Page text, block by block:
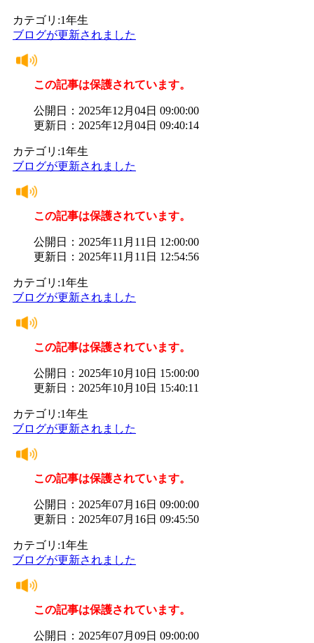
カテゴリ:1年生
ブログが更新されました
この記事は保護されています。
公開日：2025年12月04日 09:00:00
更新日：2025年12月04日 09:40:14
カテゴリ:1年生
ブログが更新されました
この記事は保護されています。
公開日：2025年11月11日 12:00:00
更新日：2025年11月11日 12:54:56
カテゴリ:1年生
ブログが更新されました
この記事は保護されています。
公開日：2025年10月10日 15:00:00
更新日：2025年10月10日 15:40:11
カテゴリ:1年生
ブログが更新されました
この記事は保護されています。
公開日：2025年07月16日 09:00:00
更新日：2025年07月16日 09:45:50
カテゴリ:1年生
ブログが更新されました
この記事は保護されています。
公開日：2025年07月09日 09:00:00